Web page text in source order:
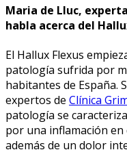
Maria de Lluc,
habla acerca del
El Hallux Flexus
patología sufrida por
habitantes de España.
expertos de Clínica
patología se
por una inflamación en
además de un dolor